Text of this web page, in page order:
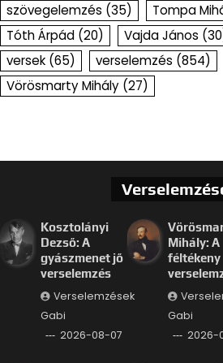
szövegelemzés (35) Tompa
Tóth Árpád (20) Vajda János
versek (65) verselemzés (854)
Vörösmarty Mihály (27)
Kosztolányi
Dezső: A
gyászmenet jő
verselemzés
Verselemzések
Gabi
2026-08-07
Mihály: A
féltékeny
Gabi
2026-